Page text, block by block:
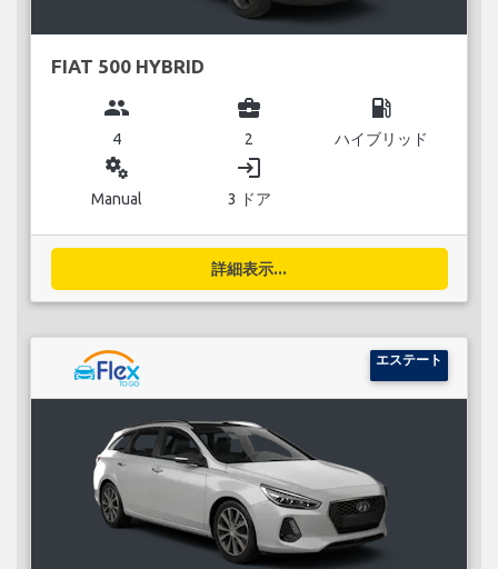
FIAT 500 HYBRID
group
4
business_center
2
local_gas_station
ハイブリッド
miscellaneous_services
Manual
login
3 ドア
詳細表示...
エステート